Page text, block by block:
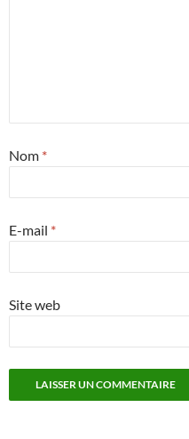
Nom *
E-mail *
Site web